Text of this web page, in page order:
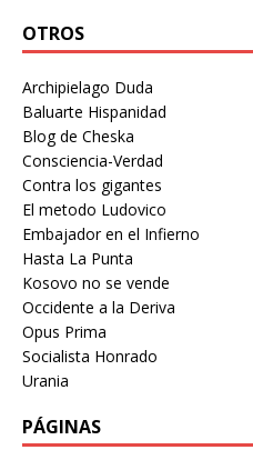
OTROS
Archipielago Duda
Baluarte Hispanidad
Blog de Cheska
Consciencia-Verdad
Contra los gigantes
El metodo Ludovico
Embajador en el Infierno
Hasta La Punta
Kosovo no se vende
Occidente a la Deriva
Opus Prima
Socialista Honrado
Urania
PÁGINAS